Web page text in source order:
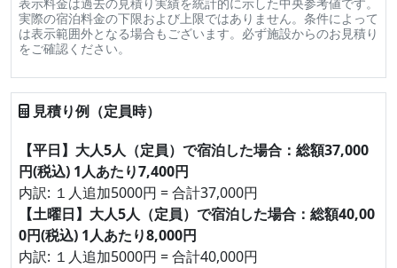
実際の宿泊料金の下限および上限ではありません。条件によって
は表示範囲外となる場合もございます。必ず施設からのお見積り
をご確認ください。
見積り例（定員時）
【平日】大人5人（定員）で宿泊した場合：総額37,000
円(税込) 1人あたり7,400円
内訳: １人追加5000円 = 合計37,000円
【土曜日】大人5人（定員）で宿泊した場合：総額40,00
0円(税込) 1人あたり8,000円
内訳: １人追加5000円 = 合計40,000円